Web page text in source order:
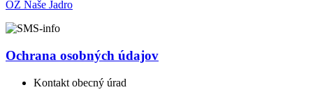
OZ Naše Jadro
Ochrana osobných údajov
Kontakt obecný úrad